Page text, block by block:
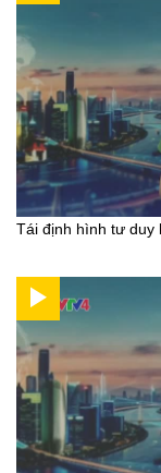
Tái định hình tư duy